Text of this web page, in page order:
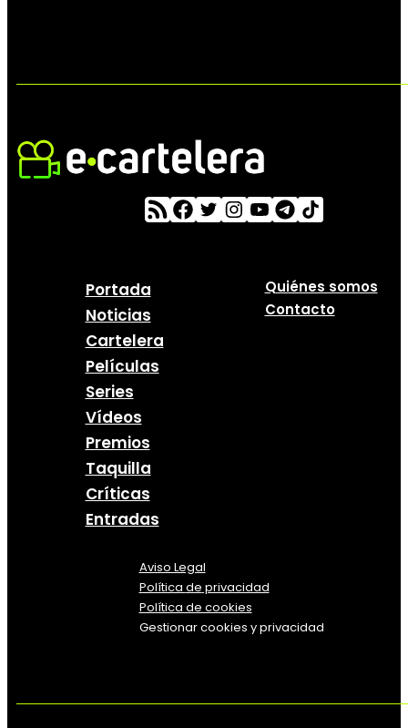
Portada
Noticias
Cartelera
Películas
Series
Vídeos
Premios
Taquilla
Críticas
Entradas
Quiénes somos
Contacto
Aviso Legal
Política de privacidad
Política de cookies
Gestionar cookies y privacidad